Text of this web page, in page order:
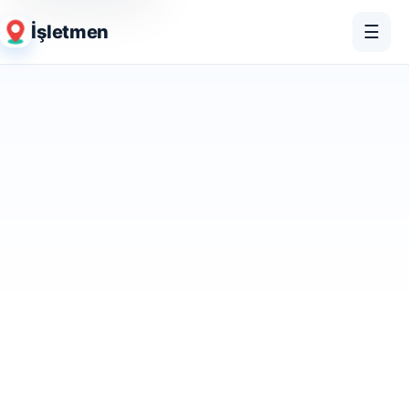
İşletmen ☰